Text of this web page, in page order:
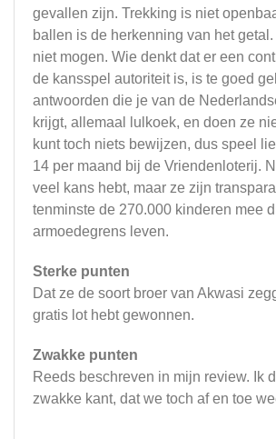
gevallen zijn. Trekking is niet
ballen is de herkenning van het getal.
niet mogen. Wie denkt dat er een
de kansspel autoriteit is, is te goed
antwoorden die je van de
krijgt, allemaal lulkoek, en doen ze
kunt toch niets bewijzen, dus speel
14 per maand bij de Vriendenloterij.
veel kans hebt, maar ze zijn
tenminste de 270.000 kinderen mee
armoedegrens leven.
Sterke punten
Dat ze de soort broer van Akwasi
gratis lot hebt gewonnen.
Zwakke punten
Reeds beschreven in mijn review. Ik
zwakke kant, dat we toch af en toe